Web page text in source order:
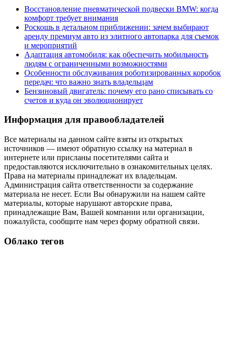
Восстановление пневматической подвески BMW: когда
комфорт требует внимания
Роскошь в детальном приближении: зачем выбирают
аренду премиум авто из элитного автопарка для съемок
и мероприятий
Адаптация автомобиля: как обеспечить мобильность
людям с ограниченными возможностями
Особенности обслуживания роботизированных коробок
передач: что важно знать владельцам
Бензиновый двигатель: почему его рано списывать со
счетов и куда он эволюционирует
Информация для правообладателей
Все материалы на данном сайте взяты из открытых
источников — имеют обратную ссылку на материал в
интернете или присланы посетителями сайта и
предоставляются исключительно в ознакомительных целях.
Права на материалы принадлежат их владельцам.
Администрация сайта ответственности за содержание
материала не несет. Если Вы обнаружили на нашем сайте
материалы, которые нарушают авторские права,
принадлежащие Вам, Вашей компании или организации,
пожалуйста, сообщите нам через форму обратной связи.
Облако тегов